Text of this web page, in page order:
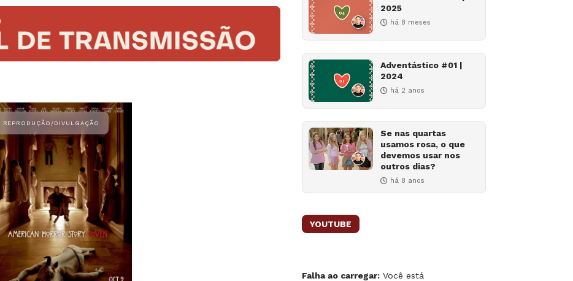
2025
há 8 meses
Adventástico #01 |
2024
há 2 anos
Se nas quartas
usamos rosa, o que
devemos usar nos
outros dias?
há 8 anos
YOUTUBE
Falha ao carregar: Você está